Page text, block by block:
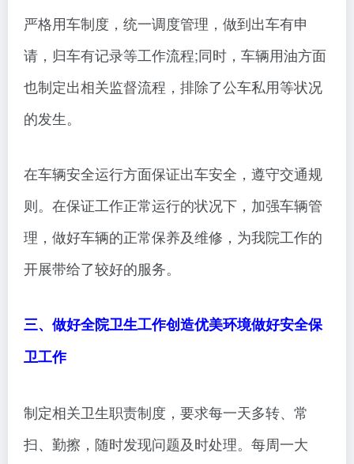
严格用车制度，统一调度管理，做到出车有申
请，归车有记录等工作流程;同时，车辆用油方面
也制定出相关监督流程，排除了公车私用等状况
的发生。
在车辆安全运行方面保证出车安全，遵守交通规
则。在保证工作正常运行的状况下，加强车辆管
理，做好车辆的正常保养及维修，为我院工作的
开展带给了较好的服务。
三、做好全院卫生工作创造优美环境做好安全保
卫工作
制定相关卫生职责制度，要求每一天多转、常
扫、勤擦，随时发现问题及时处理。每周一大